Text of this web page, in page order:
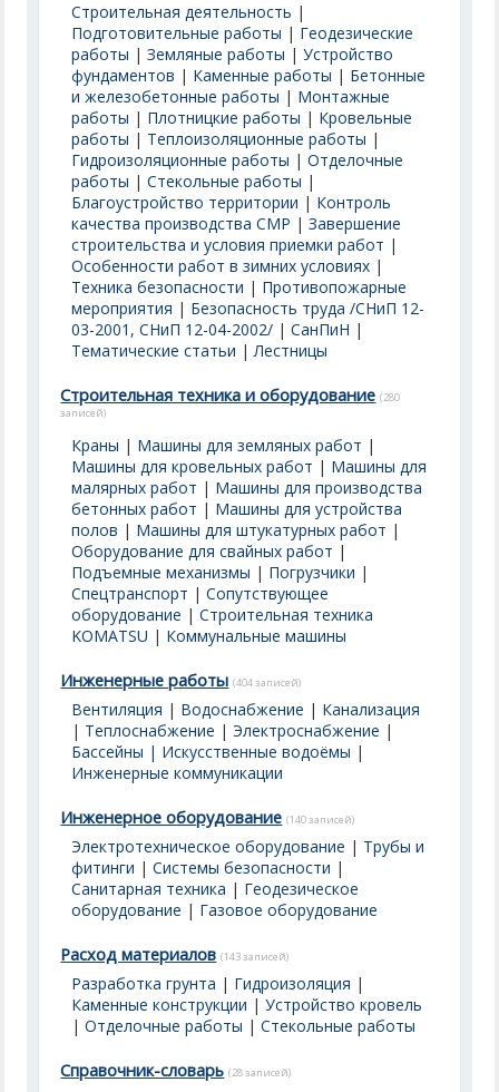
Строительная деятельность |
Подготовительные работы | Геодезические
работы |Земляные работы |Устройство
фундаментов | Каменные работы | Бетонные
и железобетонные работы | Монтажные
работы | Плотницкие работы | Кровельные
работы | Теплоизоляционные работы |
Гидроизоляционные работы |Отделочные
работы |Стекольные работы |
Благоустройство территории | Контроль
качества производства СМР |Завершение
строительства и условия приемки работ |
Особенности работ в зимних условиях |
Техника безопасности | Противопожарные
мероприятия | Безопасность труда /СНиП 12-
03-2001, СНиП 12-04-2002/ |СанПиН |
Тематические статьи |Лестницы
Строительная техника и оборудование (280
записей)
Краны | Машины для земляных работ |
Машины для кровельных работ | Машины для
малярных работ | Машины для производства
бетонных работ | Машины для устройства
полов | Машины для штукатурных работ |
Оборудование для свайных работ |
Подъемные механизмы | Погрузчики |
Спецтранспорт |Сопутствующее
оборудование |Строительная техника
KOMATSU | Коммунальные машины
Инженерные работы (404 записей)
Вентиляция | Водоснабжение | Канализация
| Теплоснабжение |Электроснабжение |
Бассейны | Искусственные водоёмы |
Инженерные коммуникации
Инженерное оборудование (140 записей)
Электротехническое оборудование | Трубы и
фитинги |Системы безопасности |
Санитарная техника | Геодезическое
оборудование | Газовое оборудование
Расход материалов (143 записей)
Разработка грунта | Гидроизоляция |
Каменные конструкции |Устройство кровель
|Отделочные работы |Стекольные работы
Справочник-словарь (28 записей)